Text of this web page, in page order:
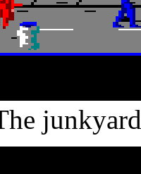
junkyard